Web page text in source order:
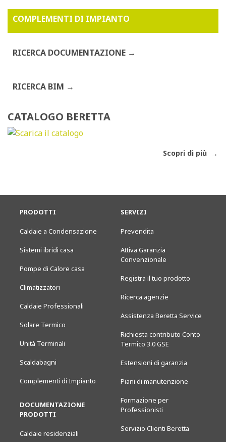
COMPLEMENTI DI IMPIANTO
RICERCA DOCUMENTAZIONE
RICERCA BIM
CATALOGO BERETTA
Scopri di più
PRODOTTI
Caldaie a Condensazione
Sistemi ibridi casa
Pompe di Calore casa
Climatizzatori
Caldaie Professionali
Solare Termico
Unità Terminali
Scaldabagni
Complementi di Impianto
DOCUMENTAZIONE
PRODOTTI
Caldaie residenziali
SERVIZI
Prevendita
Attiva Garanzia
Convenzionale
Registra il tuo prodotto
Ricerca agenzie
Assistenza Beretta Service
Richiesta contributo Conto
Termico 3.0 GSE
Estensioni di garanzia
Piani di manutenzione
Formazione per
Professionisti
Servizio Clienti Beretta